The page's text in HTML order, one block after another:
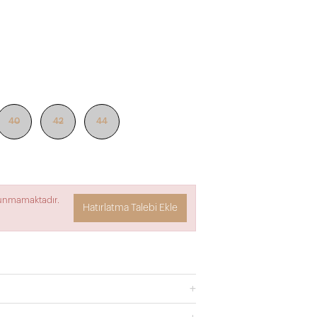
40 42 44
Hatırlatma Talebi Ekle